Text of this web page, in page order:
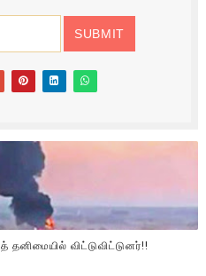
விட்டுவிட்டுனர்!!